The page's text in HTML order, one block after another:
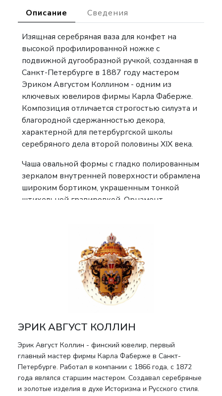
Описание Сведения
Изящная серебряная ваза для конфет на
высокой профилированной ножке с
подвижной дугообразной ручкой, созданная в
Санкт-Петербурге в 1887 году мастером
Эриком Августом Коллином - одним из
ключевых ювелиров фирмы Карла Фаберже.
Композиция отличается строгостью силуэта и
благородной сдержанностью декора,
характерной для петербургской школы
серебряного дела второй половины XIX века.
Чаша овальной формы с гладко полированным
зеркалом внутренней поверхности обрамлена
широким бортиком, украшенным тонкой
штихельной гравировкой. Орнамент
мотивах, дополненных
геометризированными узлами,
перекликающимися с панславянской
орнаментикой. Край подчеркнут бисерным
пояском. Подвижная ручка с шарообразными
элементами и центральной муфтой придаёт
предмету парадный характер и
обработки серебра: чёткая линия гравировки,
аккуратная посадка ручки, выверенные
пропорции ножки и основания
свидетельствуют о работе опытной
ЭРИК АВГУСТ КОЛЛИН
Эрик Август Коллин - финский ювелир, первый
главный мастер фирмы Карла Фаберже в Санкт-
Петербурге. Работал в компании с 1866 года, с 1872
года являлся старшим мастером. Создавал серебряные
и золотые изделия в духе Историзма и Русского стиля.